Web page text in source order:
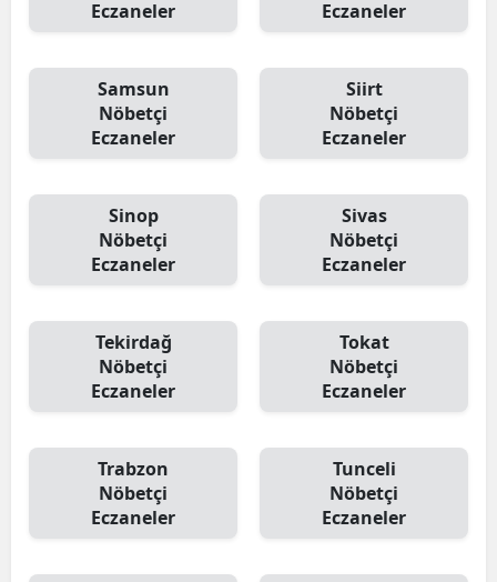
Eczaneler
Eczaneler
Samsun
Nöbetçi
Eczaneler
Siirt
Nöbetçi
Eczaneler
Sinop
Nöbetçi
Eczaneler
Sivas
Nöbetçi
Eczaneler
Tekirdağ
Nöbetçi
Eczaneler
Tokat
Nöbetçi
Eczaneler
Trabzon
Nöbetçi
Eczaneler
Tunceli
Nöbetçi
Eczaneler